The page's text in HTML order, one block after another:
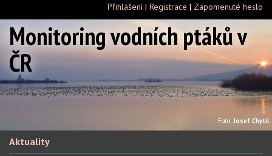
Přihlášení | Registrace | Zapomenuté heslo
Monitoring vodních ptáků v
ČR
Foto: Josef Chytil
Aktuality